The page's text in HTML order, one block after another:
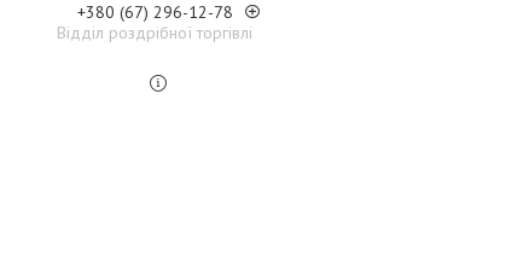
+380 (67) 296-12-78
Відділ роздрібної торгівлі